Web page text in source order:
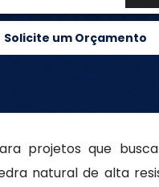
Solicite um Orçamento
projetos que
natural de alta